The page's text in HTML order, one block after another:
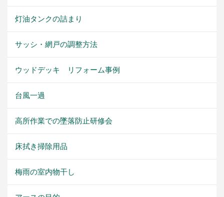
灯油タンクの詰まり
サッシ・網戸の調整方法
ウッドデッキ リフォーム事例
台風一過
高所作業での墜落防止研修会
床拭き掃除用品
梅雨の室内物干し